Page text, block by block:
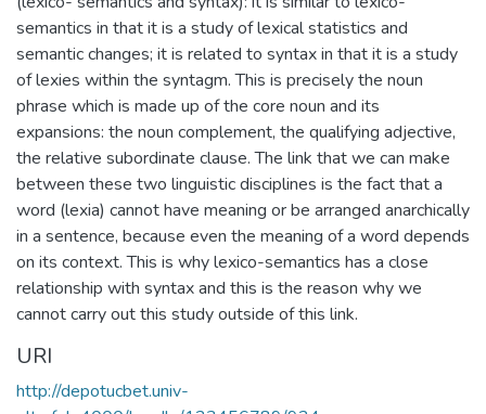
semantics in that it is a study of lexical statistics and
semantic changes; it is related to syntax in that it is a study
of lexies within the syntagm. This is precisely the noun
phrase which is made up of the core noun and its
expansions: the noun complement, the qualifying adjective,
the relative subordinate clause. The link that we can make
between these two linguistic disciplines is the fact that a
word (lexia) cannot have meaning or be arranged anarchically
in a sentence, because even the meaning of a word depends
on its context. This is why lexico-semantics has a close
relationship with syntax and this is the reason why we
cannot carry out this study outside of this link.
URI
http://depotucbet.univ-